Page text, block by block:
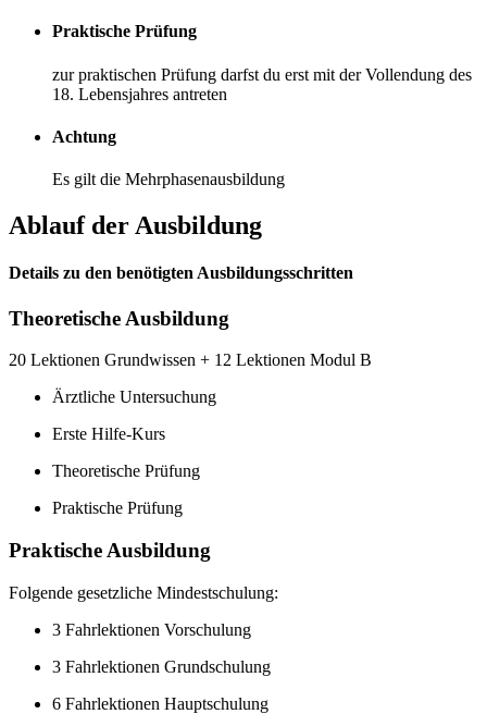
Praktische Prüfung
zur praktischen Prüfung darfst du erst mit der Vollendung des
18. Lebensjahres antreten
Achtung
Es gilt die Mehrphasenausbildung
Ablauf der Ausbildung
Details zu den benötigten Ausbildungsschritten
Theoretische Ausbildung
20 Lektionen Grundwissen + 12 Lektionen Modul B
Ärztliche Untersuchung
Erste Hilfe-Kurs
Theoretische Prüfung
Praktische Prüfung
Praktische Ausbildung
Folgende gesetzliche Mindestschulung:
3 Fahrlektionen Vorschulung
3 Fahrlektionen Grundschulung
6 Fahrlektionen Hauptschulung